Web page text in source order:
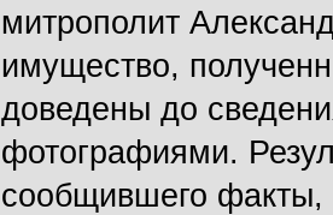
митрополит
имущество,
доведены до
фотографиями.
сообщившего факты,